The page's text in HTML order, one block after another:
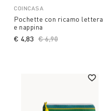
COINCASA
Pochette con ricamo lettera
e nappina
Price reduced from
€ 6,90
€ 4,83